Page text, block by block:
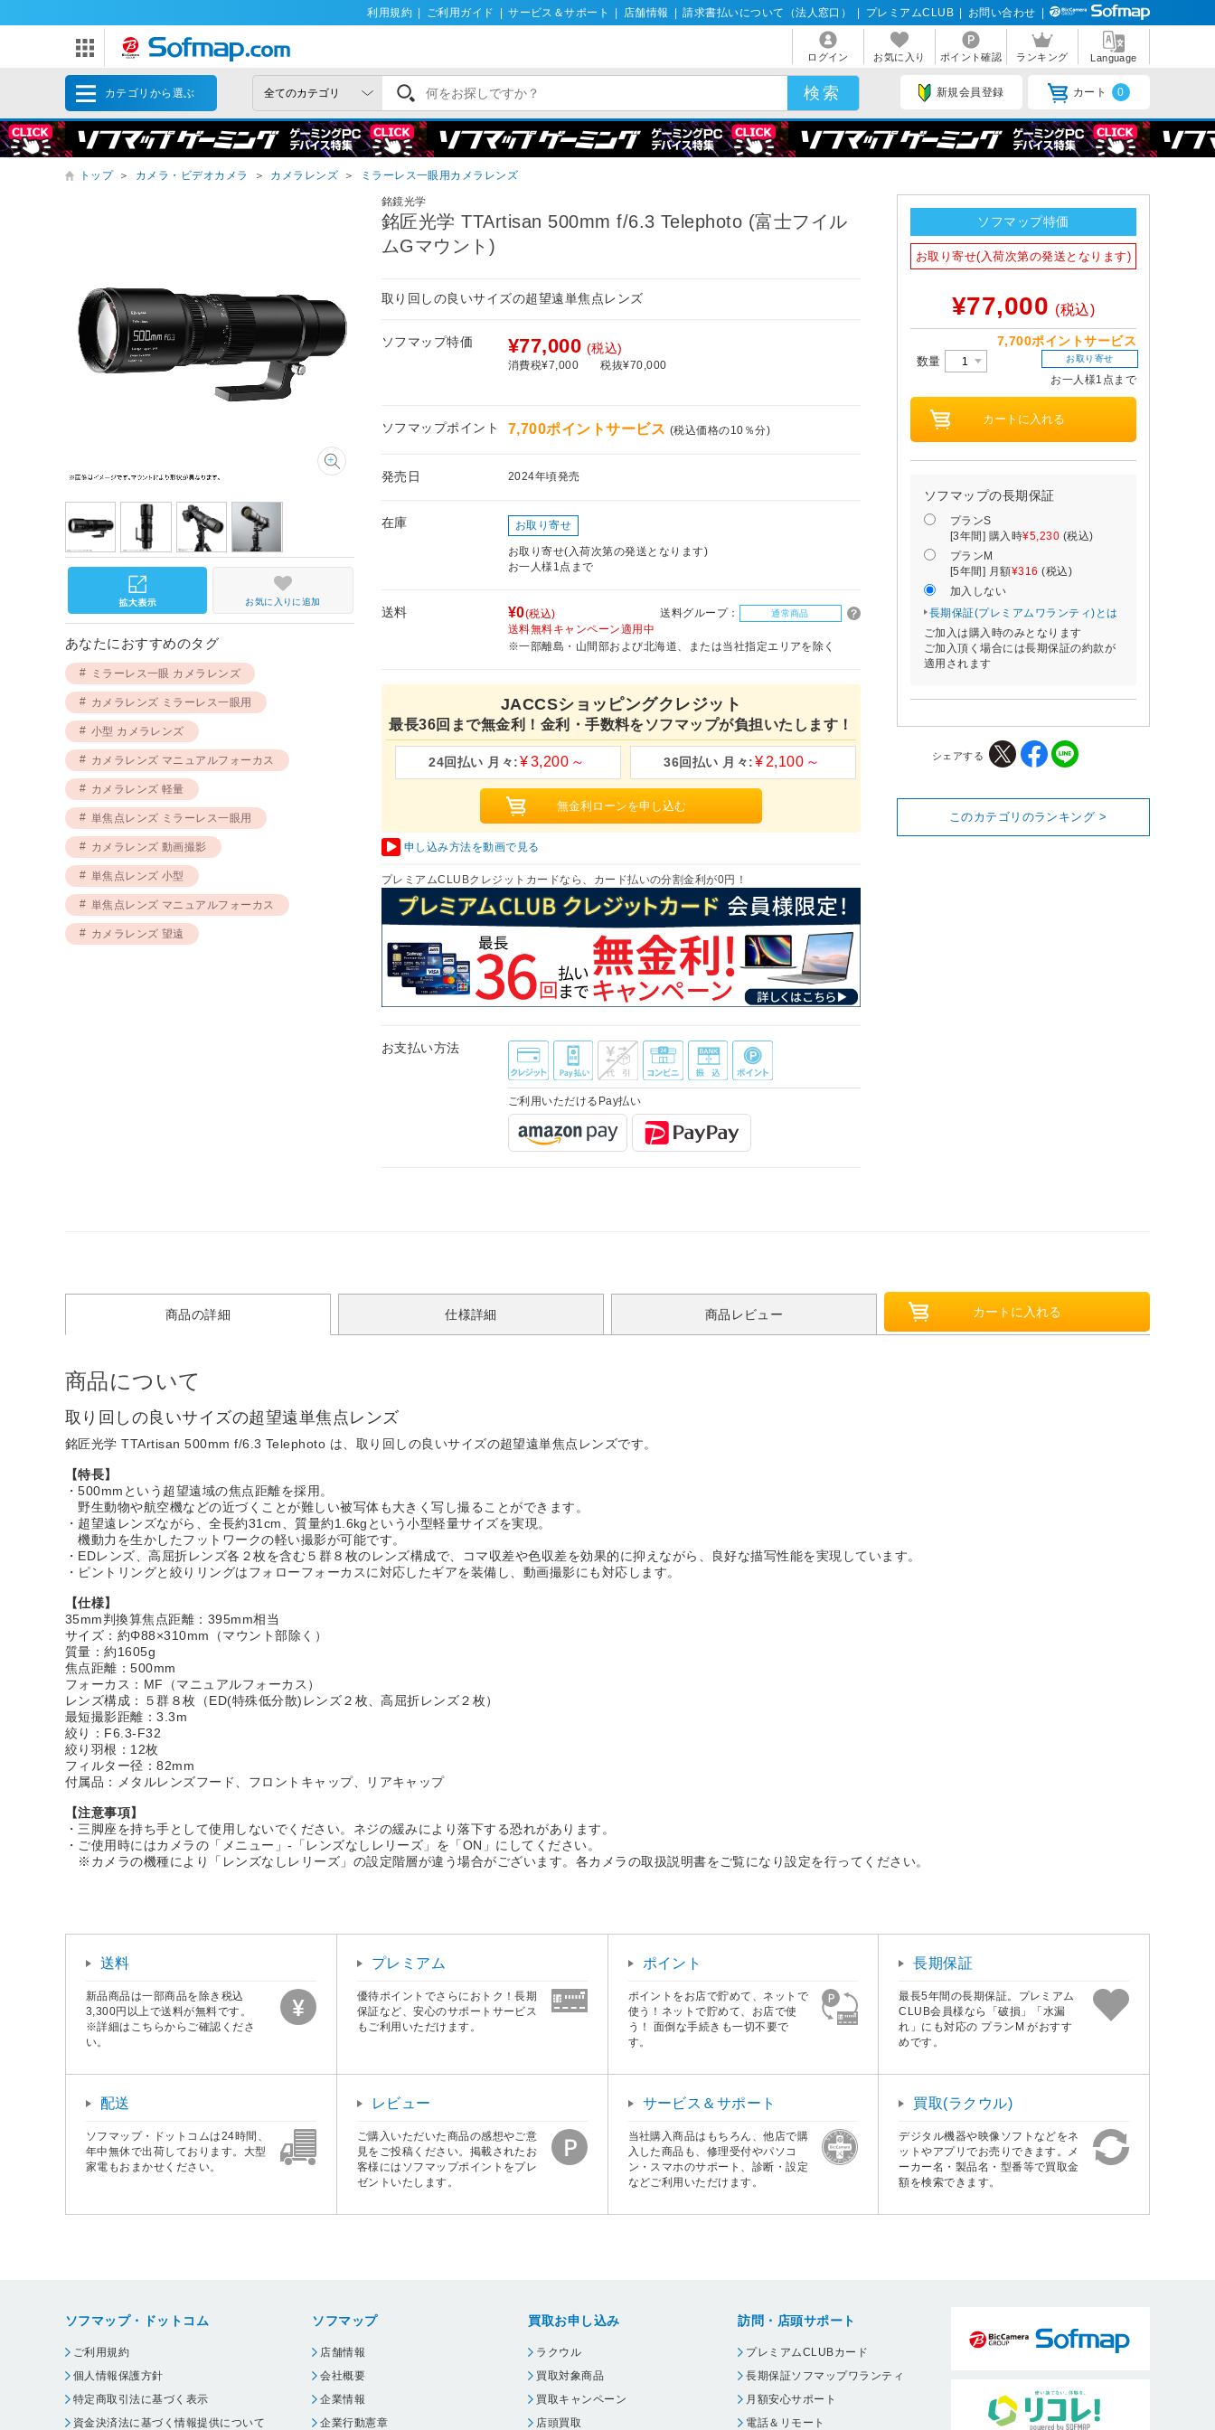
利用規約 ご利用ガイド サービス＆サポート 店舗情報 請求書払いについて（法人窓口） プレミアムCLUB お問い合わせ
ログイン お気に入り ポイント確認 ランキング Language
カテゴリから選ぶ 新規会員登録 カート 0
トップ ＞ カメラ・ビデオカメラ ＞ カメラレンズ ＞ ミラーレス一眼用カメラレンズ
銘鏡光学
銘匠光学 TTArtisan 500mm f/6.3 Telephoto (富士フイル
ムGマウント)
取り回しの良いサイズの超望遠単焦点レンズ
ソフマップ特価 ¥77,000 (税込)
消費税¥7,000 税抜¥70,000
ソフマップポイント 7,700ポイントサービス (税込価格の10％分)
発売日 2024年頃発売
在庫 お取り寄せ
お取り寄せ(入荷次第の発送となります)
お一人様1点まで
送料 ¥0(税込) 送料グループ： 通常商品
送料無料キャンペーン適用中
※一部離島・山間部および北海道、または当社指定エリアを除く
JACCSショッピングクレジット
最長36回まで無金利！金利・手数料をソフマップが負担いたします！
3,200 2,100
申し込み方法を動画で見る
プレミアムCLUBクレジットカードなら、カード払いの分割金利が0円！
お支払い方法
ご利用いただけるPay払い
お気に入りに追加
あなたにおすすめのタグ
ミラーレス一眼 カメラレンズ
カメラレンズ ミラーレス一眼用
小型 カメラレンズ
カメラレンズ マニュアルフォーカス
カメラレンズ 軽量
単焦点レンズ ミラーレス一眼用
カメラレンズ 動画撮影
単焦点レンズ 小型
単焦点レンズ マニュアルフォーカス
カメラレンズ 望遠
ソフマップ特価
お取り寄せ(入荷次第の発送となります)
¥77,000 (税込)
7,700ポイントサービス
数量 お取り寄せ
お一人様1点まで
ソフマップの長期保証
プランS
[3年間] 購入時¥5,230 (税込)
プランM
[5年間] 月額¥316 (税込)
加入しない
長期保証(プレミアムワランティ)とは
ご加入は購入時のみとなります
ご加入頂く場合には長期保証の約款が
適用されます
シェアする
このカテゴリのランキング >
商品の詳細 仕様詳細 商品レビュー
商品について
取り回しの良いサイズの超望遠単焦点レンズ
銘匠光学 TTArtisan 500mm f/6.3 Telephoto は、取り回しの良いサイズの超望遠単焦点レンズです。
【特長】
・500mmという超望遠域の焦点距離を採用。
野生動物や航空機などの近づくことが難しい被写体も大きく写し撮ることができます。
・超望遠レンズながら、全長約31cm、質量約1.6kgという小型軽量サイズを実現。
機動力を生かしたフットワークの軽い撮影が可能です。
・EDレンズ、高屈折レンズ各２枚を含む５群８枚のレンズ構成で、コマ収差や色収差を効果的に抑えながら、良好な描写性能を実現しています。
・ピントリングと絞りリングはフォローフォーカスに対応したギアを装備し、動画撮影にも対応します。
【仕様】
35mm判換算焦点距離：395mm相当
サイズ：約Φ88×310mm（マウント部除く）
質量：約1605g
焦点距離：500mm
フォーカス：MF（マニュアルフォーカス）
レンズ構成：５群８枚（ED(特殊低分散)レンズ２枚、高屈折レンズ２枚）
最短撮影距離：3.3m
絞り：F6.3-F32
絞り羽根：12枚
フィルター径：82mm
付属品：メタルレンズフード、フロントキャップ、リアキャップ
【注意事項】
・三脚座を持ち手として使用しないでください。ネジの緩みにより落下する恐れがあります。
・ご使用時にはカメラの「メニュー」-「レンズなしレリーズ」を「ON」にしてください。
※カメラの機種により「レンズなしレリーズ」の設定階層が違う場合がございます。各カメラの取扱説明書をご覧になり設定を行ってください。
送料
新品商品は一部商品を除き税込
3,300円以上で送料が無料です。
※詳細はこちらからご確認くださ
い。
プレミアム
優待ポイントでさらにおトク！長期
保証など、安心のサポートサービス
もご利用いただけます。
ポイント
ポイントをお店で貯めて、ネットで
使う！ネットで貯めて、お店で使
う！ 面倒な手続きも一切不要で
す。
長期保証
最長5年間の長期保証。プレミアム
CLUB会員様なら「破損」「水漏
れ」にも対応の プランM がおすす
めです。
配送
ソフマップ・ドットコムは24時間、
年中無休で出荷しております。大型
家電もおまかせください。
レビュー
ご購入いただいた商品の感想やご意
見をご投稿ください。掲載されたお
客様にはソフマップポイントをプレ
ゼントいたします。
サービス＆サポート
当社購入商品はもちろん、他店で購
入した商品も、修理受付やパソコ
ン・スマホのサポート、診断・設定
などご利用いただけます。
買取(ラクウル)
デジタル機器や映像ソフトなどをネ
ットやアプリでお売りできます。メ
ーカー名・製品名・型番等で買取金
額を検索できます。
ソフマップ・ドットコム
ご利用規約
個人情報保護方針
特定商取引法に基づく表示
資金決済法に基づく情報提供について
ソフマップ
店舗情報
会社概要
企業情報
企業行動憲章
買取お申し込み
ラクウル
買取対象商品
買取キャンペーン
店頭買取
訪問・店頭サポート
プレミアムCLUBカード
長期保証ソフマップワランティ
月額安心サポート
電話＆リモート